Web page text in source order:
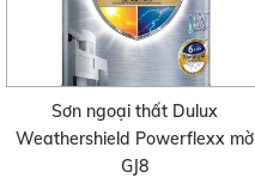
Sơn ngoại thất Dulux
Weathershield Powerflexx mờ
GJ8